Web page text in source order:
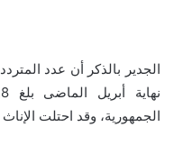
الجدير بالذكر أن عدد
الجمهورية، وقد احتلت الإناث